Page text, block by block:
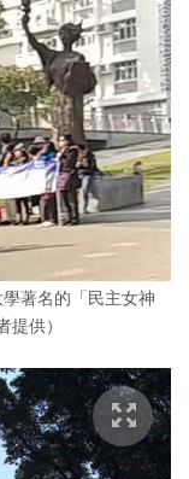
著名的「民主女神
提供）